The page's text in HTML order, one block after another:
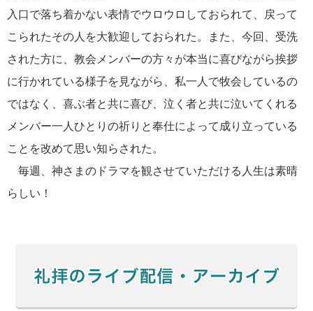
入口で落ち着かない表情でウロウロしておられて、戻って
こられたその人を大歓迎しておられた。また、今回、受洗
された方に、教会メンバーの方々が本当に喜びながら挨拶
に行かれている様子を見ながら、私一人で牧会しているの
ではなく、喜ぶ者と共に喜び、泣く者と共に泣いてくれる
メンバー一人ひとりの祈りと奉仕によって成り立っている
ことを改めて思い知らされた。
毎週、神さまのドラマを観させていただける人生は素晴
らしい！